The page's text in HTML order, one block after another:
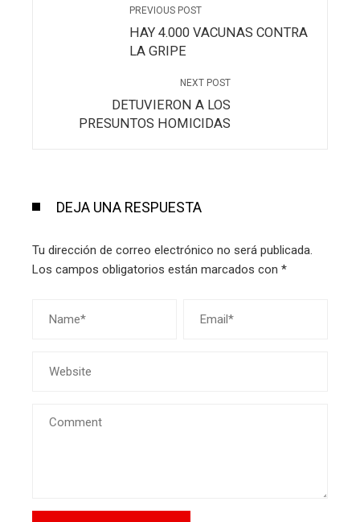
PREVIOUS POST
HAY 4.000 VACUNAS CONTRA
LA GRIPE
NEXT POST
DETUVIERON A LOS
PRESUNTOS HOMICIDAS
DEJA UNA RESPUESTA
Tu dirección de correo electrónico no será publicada.
Los campos obligatorios están marcados con *